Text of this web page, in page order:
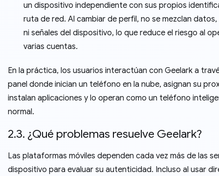
un dispositivo independiente con sus propios
ruta de red. Al cambiar de perfil, no se mezclan
ni señales del dispositivo, lo que reduce el riesgo al
varias cuentas.
En la práctica, los usuarios interactúan con Geelark a
panel donde inician un teléfono en la nube, asignan su
instalan aplicaciones y lo operan como un teléfono
normal.
2.3. ¿Qué problemas resuelve Geelark?
Las plataformas móviles dependen cada vez más de las
dispositivo para evaluar su autenticidad. Incluso al usar